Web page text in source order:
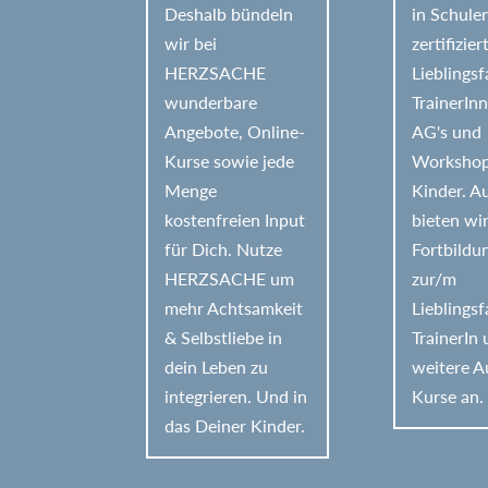
Deshalb bündeln
wir bei
HERZSACHE
wunderbare
Angebote, Online-
Kurse sowie jede
Menge
kostenfreien Input
für Dich. Nutze
HERZSACHE um
mehr Achtsamkeit
& Selbstliebe in
dein Leben zu
integrieren. Und in
das Deiner Kinder.
in
AG's und
Kinder.
bieten wir
zur/m
TrainerIn
weitere
Kurse an.